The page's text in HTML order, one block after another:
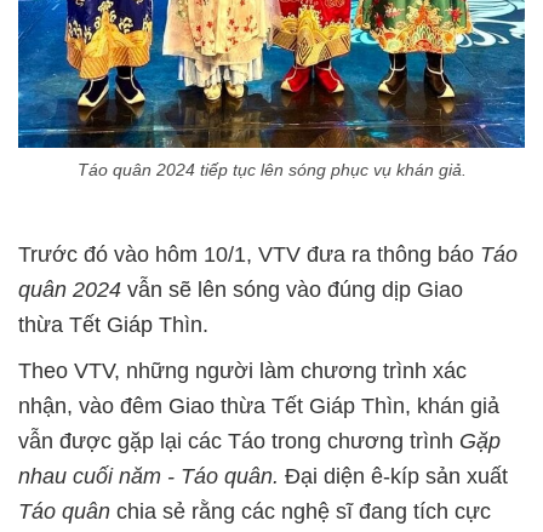
Táo quân 2024 tiếp tục lên sóng phục vụ khán giả.
Trước đó vào hôm 10/1, VTV đưa ra thông báo Táo
quân 2024 vẫn sẽ lên sóng vào đúng dịp Giao
thừa Tết Giáp Thìn.
Theo VTV, những người làm chương trình xác
nhận, vào đêm Giao thừa Tết Giáp Thìn, khán giả
vẫn được gặp lại các Táo trong chương trình Gặp
nhau cuối năm - Táo quân. Đại diện ê-kíp sản xuất
Táo quân chia sẻ rằng các nghệ sĩ đang tích cực